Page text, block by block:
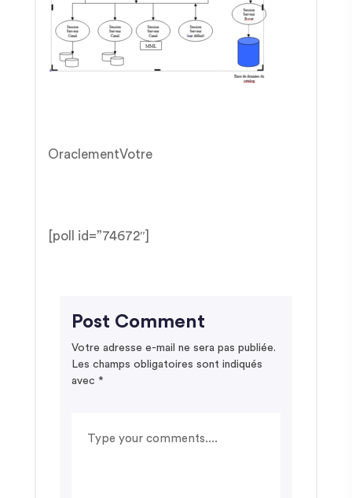
OraclementVotre
[poll id=”74672″]
Post Comment
Votre adresse e-mail ne sera pas publiée.
Les champs obligatoires sont indiqués
avec *